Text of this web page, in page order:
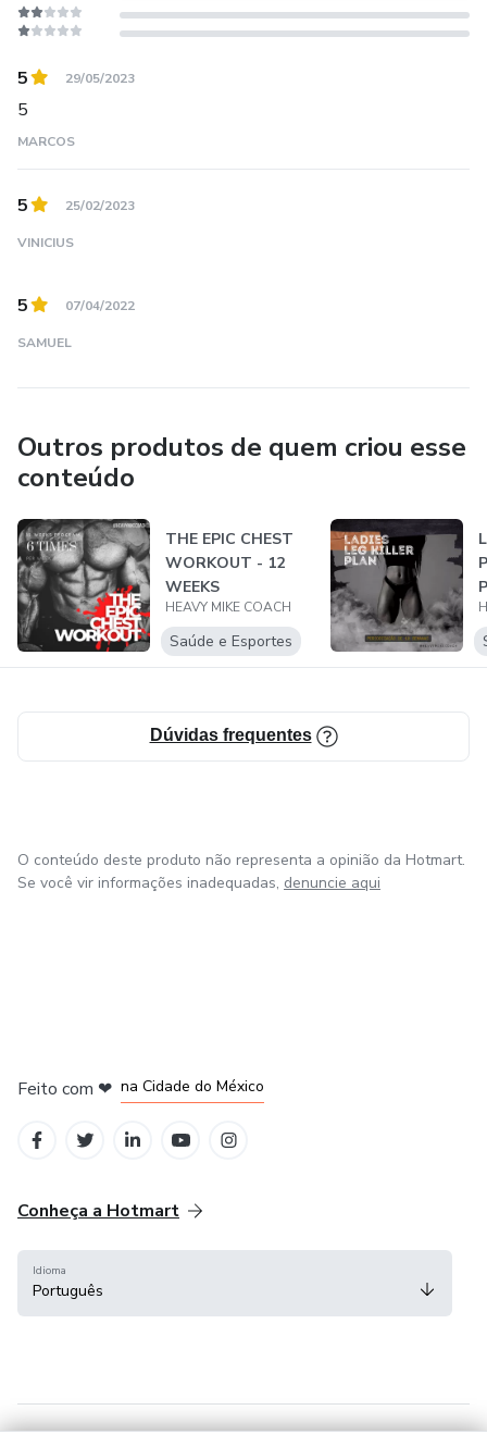
5 29/05/2023
5
MARCOS
5 25/02/2023
VINICIUS
5 07/04/2022
SAMUEL
Outros produtos de quem criou esse
conteúdo
THE EPIC CHEST
WORKOUT - 12
WEEKS
HEAVY MIKE COACH
Saúde e Esportes
Dúvidas frequentes
O conteúdo deste produto não representa a opinião da Hotmart.
Se você vir informações inadequadas, denuncie aqui
Feito com ❤ na Cidade do México
Conheça a Hotmart
Idioma
Português